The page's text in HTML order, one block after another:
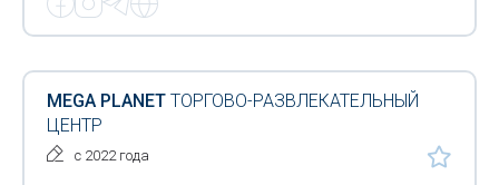
MEGA PLANET ТОРГОВО-РАЗВЛЕКАТЕЛЬНЫЙ
ЦЕНТР
с 2022 года